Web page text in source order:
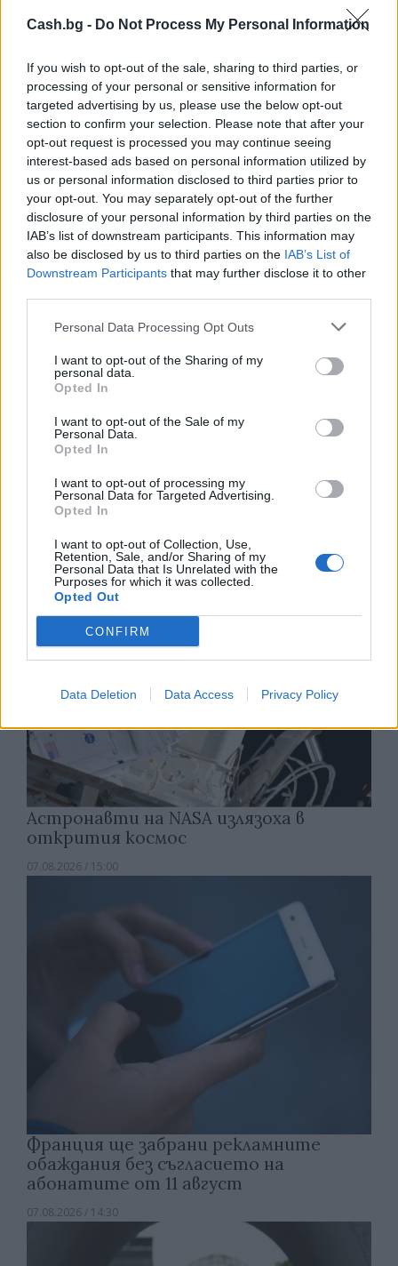
Cash.bg - Do Not Process My Personal Information
If you wish to opt-out of the sale, sharing to third parties, or
processing of your personal or sensitive information for
targeted advertising by us, please use the below opt-out
section to confirm your selection. Please note that after your
opt-out request is processed you may continue seeing
interest-based ads based on personal information utilized by
us or personal information disclosed to third parties prior to
your opt-out. You may separately opt-out of the further
disclosure of your personal information by third parties on the
IAB’s list of downstream participants. This information may
also be disclosed by us to third parties on the IAB’s List of
Downstream Participants that may further disclose it to other
Personal Data Processing Opt Outs
I want to opt-out of the Sharing of my
personal data.
Opted In
I want to opt-out of the Sale of my
Personal Data.
Opted In
I want to opt-out of processing my
Personal Data for Targeted Advertising.
Opted In
I want to opt-out of Collection, Use,
Retention, Sale, and/or Sharing of my
Personal Data that Is Unrelated with the
Purposes for which it was collected.
Opted Out
CONFIRM
Data Deletion Data Access Privacy Policy
Древен храм на почти 900 години
откриха под кафене за сладолед в
Полша
07.08.2026 / 16:00
Изкуствен интелект за първи път
създаде нови жизнеспособни вируси
07.08.2026 / 15:30
Астронавти на NASA излязоха в
открития космос
07.08.2026 / 15:00
Франция ще забрани рекламните
обаждания без съгласието на
абонатите от 11 август
07.08.2026 / 14:30